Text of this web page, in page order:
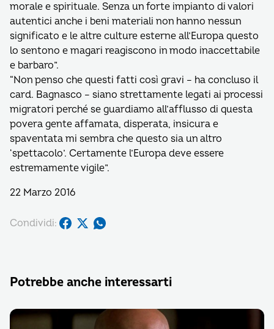
morale e spirituale. Senza un forte impianto di valori
autentici anche i beni materiali non hanno nessun
significato e le altre culture esterne all’Europa questo
lo sentono e magari reagiscono in modo inaccettabile
e barbaro”.
“Non penso che questi fatti così gravi – ha concluso il
card. Bagnasco – siano strettamente legati ai processi
migratori perché se guardiamo all’afflusso di questa
povera gente affamata, disperata, insicura e
spaventata mi sembra che questo sia un altro
‘spettacolo’. Certamente l’Europa deve essere
estremamente vigile”.
22 Marzo 2016
Condividi:
Potrebbe anche interessarti